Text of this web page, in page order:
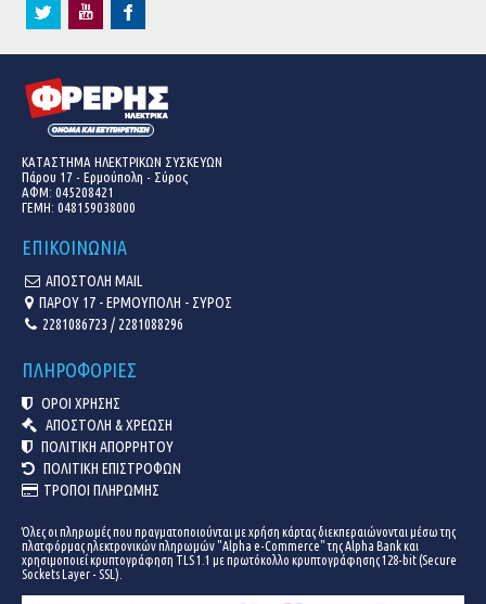
ΚΑΤΑΣΤΗΜΑ ΗΛΕΚΤΡΙΚΩΝ ΣΥΣΚΕΥΩΝ
Πάρου 17 - Ερμούπολη - Σύρος
ΑΦΜ: 045208421
ΓΕΜΗ: 048159038000
ΕΠΙΚΟΙΝΩΝΙΑ
ΑΠΟΣΤΟΛΗ MAIL
ΠΑΡΟΥ 17 - ΕΡΜΟΥΠΟΛΗ - ΣΥΡΟΣ
2281086723 / 2281088296
ΠΛΗΡΟΦΟΡΙΕΣ
ΟΡΟΙ ΧΡΗΣΗΣ
ΑΠΟΣΤΟΛΗ & ΧΡΕΩΣΗ
ΠΟΛΙΤΙΚΗ ΑΠΟΡΡΗΤΟΥ
ΠΟΛΙΤΙΚΗ ΕΠΙΣΤΡΟΦΩΝ
ΤΡΟΠΟΙ ΠΛΗΡΩΜΗΣ
Όλες οι πληρωμές που πραγματοποιούνται με χρήση κάρτας διεκπεραιώνονται μέσω της
πλατφόρμας ηλεκτρονικών πληρωμών "Alpha e-Commerce" της Alpha Bank και
χρησιμοποιεί κρυπτογράφηση TLS 1.1 με πρωτόκολλο κρυπτογράφησης 128-bit (Secure
Sockets Layer - SSL).